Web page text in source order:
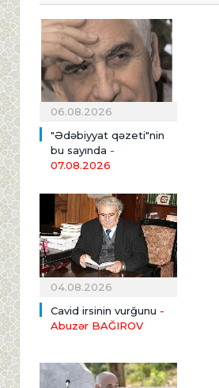
06.08.2026
"Ədəbiyyat qəzeti"nin
bu sayında -
07.08.2026
04.08.2026
Cavid irsinin vurğunu -
Abuzər BAĞIROV